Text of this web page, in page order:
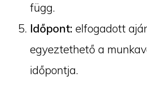
függ.
Időpont: elfogadott
egyeztethető a
időpontja.